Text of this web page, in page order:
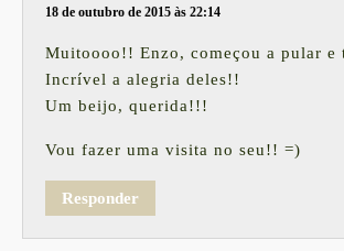
18 de outubro de 2015 às 22:14
Muitoooo!! Enzo, começou a pular e
Incrível a alegria deles!!
Um beijo, querida!!!
Vou fazer uma visita no seu!! =)
Responder